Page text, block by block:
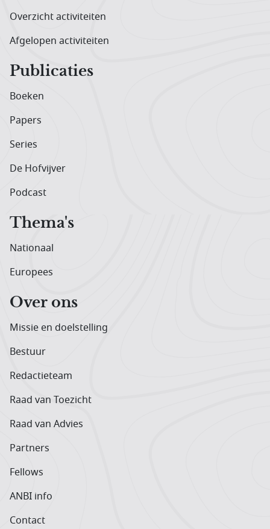
Overzicht activiteiten
Afgelopen activiteiten
Publicaties
Boeken
Papers
Series
De Hofvijver
Podcast
Thema's
Nationaal
Europees
Over ons
Missie en doelstelling
Bestuur
Redactieteam
Raad van Toezicht
Raad van Advies
Partners
Fellows
ANBI info
Contact